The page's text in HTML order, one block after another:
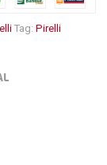
Tag: Pirelli